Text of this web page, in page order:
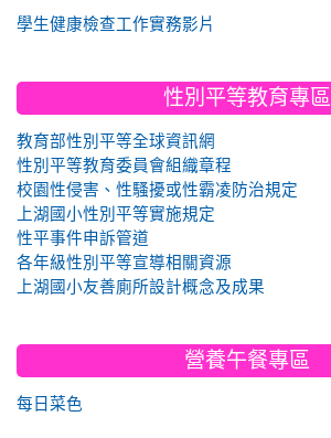
學生健康檢查工作實務影片
性別平等教育專區
教育部性別平等全球資訊網
性別平等教育委員會組織章程
校園性侵害、性騷擾或性霸凌防治規定
上湖國小性別平等實施規定
性平事件申訴管道
各年級性別平等宣導相關資源
上湖國小友善廁所設計概念及成果
營養午餐專區
每日菜色